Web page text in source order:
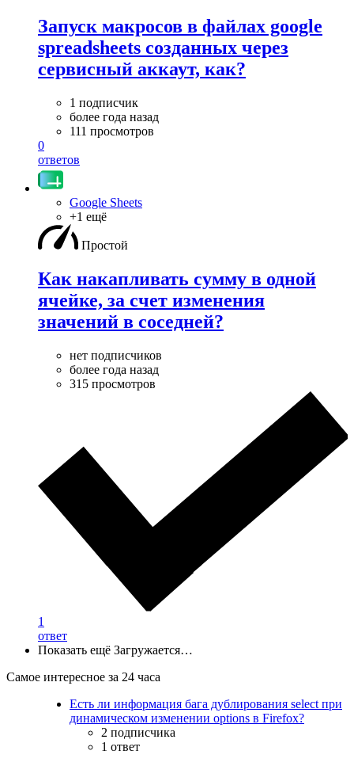
Запуск макросов в файлах google
spreadsheets созданных через
сервисный аккаут, как?
1 подписчик
более года назад
111 просмотров
0
ответов
Google Sheets
+1 ещё
Простой
Как накапливать сумму в одной
ячейке, за счет изменения
значений в соседней?
нет подписчиков
более года назад
315 просмотров
1
ответ
Показать ещё Загружается…
Самое интересное за 24 часа
Есть ли информация бага дублирования select при
динамическом изменении options в Firefox?
2 подписчика
1 ответ